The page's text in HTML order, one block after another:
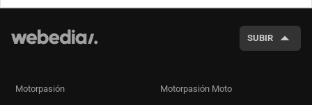
SUBIR
Motorpasión Motorpasión Moto